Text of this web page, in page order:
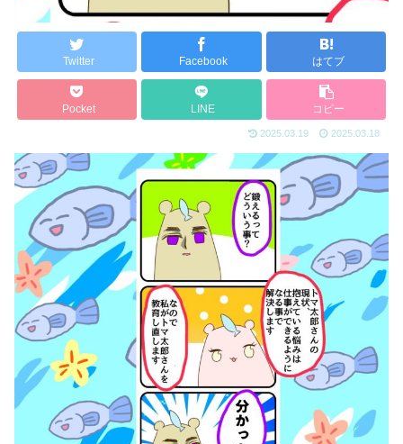
Twitter Facebook はてブ
Pocket LINE コピー
2025.03.19 2025.03.18